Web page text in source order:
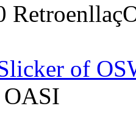
of
OASI